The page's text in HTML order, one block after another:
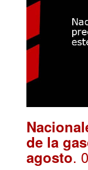
de la
agosto.